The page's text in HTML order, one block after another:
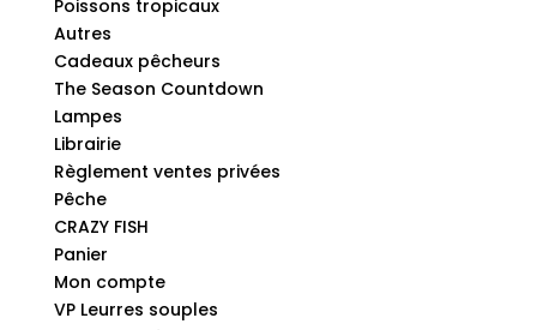
Poissons tropicaux
Autres
Cadeaux pêcheurs
The Season Countdown
Lampes
Librairie
Règlement ventes privées
Pêche
CRAZY FISH
Panier
Mon compte
VP Leurres souples